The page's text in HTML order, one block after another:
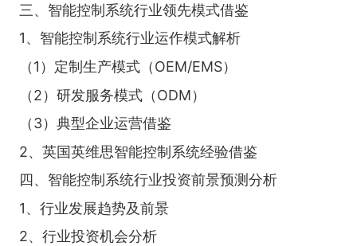
三、智能控制系统行业领先模式借鉴
1、智能控制系统行业运作模式解析
（1）定制生产模式（OEM/EMS）
（2）研发服务模式（ODM）
（3）典型企业运营借鉴
2、英国英维思智能控制系统经验借鉴
四、智能控制系统行业投资前景预测分析
1、行业发展趋势及前景
2、行业投资机会分析